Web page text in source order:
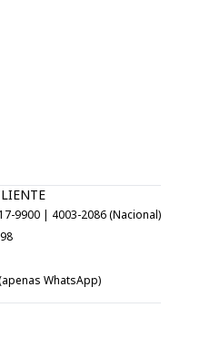
9900 | 4003-2086 (Nacional)
WhatsApp)